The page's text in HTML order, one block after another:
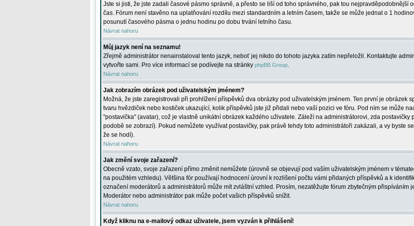
Jste si jisti, že jste zadali časové pásmo správně, a přesto se liší od toho správného, pak tou nejpravděpodobnější
čas. Fórum není stavěno na uplatňování rozdílu mezi standardním a letním časem, takže se může jednat o 1
posunutí časového pásma o jednu hodinu po dobu trvání letního času.
Návrat nahoru
Můj jazyk není na seznamu!
Zřejmě administrátor nenainstaloval tento jazyk, neboť jej nikdo do tohoto jazyka zatím nepřeložil. Kontaktujte
vytvořte sami. Pro více informací se podívejte na stránky phpBB Group.
Návrat nahoru
Jak zobrazím obrázek pod uživatelským jménem?
Možná, že jste zaregistrovali při prohlížení příspěvků dva obrázky pod uživatelským jménem. Ten první je obrázek
tvaru hvězdiček nebo kostiček ukazující, kolik příspěvků jste již přidali nebo vaší pozici ve fóru. Pod ním se může
"postavička" (avatar), což je vlastně unikátní obrázek každého uživatele. Záleží na administrátorovi, zda postavičky
podobě se zobrazí). Pokud nemůžete využívat postavičky, pak právě tehdy toto administrátoři zakázali, a vy byste
že se hodí).
Návrat nahoru
Jak změní svoje zařazení?
Obecně vzato, svoje zařazení přímo změnit nemůžete (úrovně se objevují pod vaším uživatelským jménem v
na použitém vzhledu). Většina fór používají hodnocení úrovní k rozlišení počtu vámi přidaných příspěvků a k
označení moderátorů a administrátorů může mít zvláštní vzhled. Prosím, nezatěžujte fórum zbytečným přispíváním
Moderátor nebo administrátor pak může počet vašich příspěvků snížit.
Návrat nahoru
Když kliknu na e-mailový odkaz uživatele, jsem vyzván k přihlášení!